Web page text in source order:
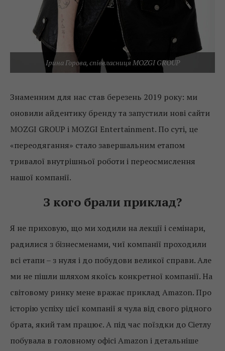
Ірина Горова, співвласниця MOZGI GROUP
Знаменним для нас став березень 2019 року: ми
оновили айдентику бренду та запустили нові сайти
MOZGI GROUP і MOZGI Entertainment. По суті, це
«переодягання» стало завершальним етапом
тривалої внутрішньої роботи і переосмислення
нашої компанії.
З кого брали приклад?
Я не приховую, що ми ходили на лекції і семінари,
радилися з бізнесменами, чиї компанії проходили
всі етапи – з нуля і до побудови великої справи. Але
ми не пішли шляхом якоїсь конкретної компанії. На
світовому ринку мене вражає приклад Amazon. Про
історію успіху цієї компанії я чула від свого рідного
брата, який там працює. А під час поїздки до Сіетлу
побувала в головному офісі Amazon і детальніше